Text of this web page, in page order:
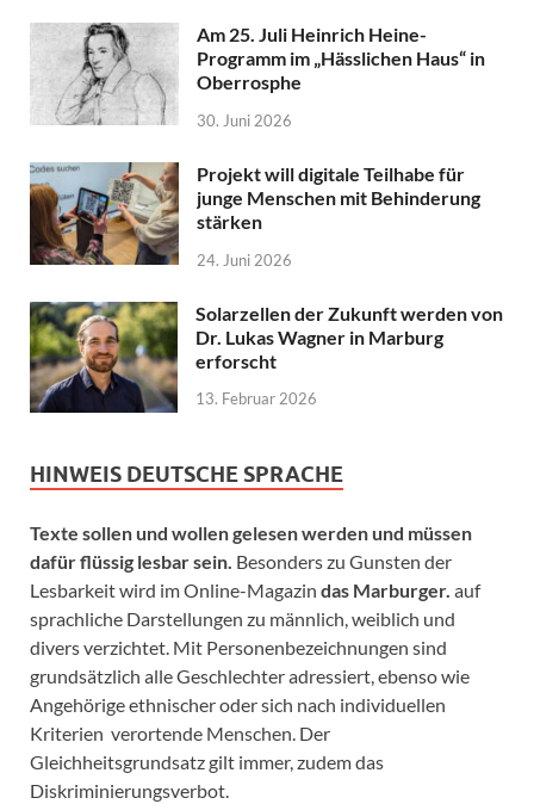
Am 25. Juli Heinrich Heine-
Programm im „Hässlichen Haus“ in
Oberrosphe
30. Juni 2026
Projekt will digitale Teilhabe für
junge Menschen mit Behinderung
stärken
24. Juni 2026
Solarzellen der Zukunft werden von
Dr. Lukas Wagner in Marburg
erforscht
13. Februar 2026
HINWEIS DEUTSCHE SPRACHE
Texte sollen und wollen gelesen werden und müssen
dafür flüssig lesbar sein. Besonders zu Gunsten der
Lesbarkeit wird im Online-Magazin das Marburger. auf
sprachliche Darstellungen zu männlich, weiblich und
divers verzichtet. Mit Personenbezeichnungen sind
grundsätzlich alle Geschlechter adressiert, ebenso wie
Angehörige ethnischer oder sich nach individuellen
Kriterien verortende Menschen. Der
Gleichheitsgrundsatz gilt immer, zudem das
Diskriminierungsverbot.